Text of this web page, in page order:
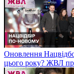
Оновлення
цього року? ЖВЛ